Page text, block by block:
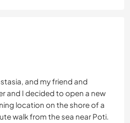
and my friend and
and I decided to open a new
location on the shore of a
walk from the sea near Poti.